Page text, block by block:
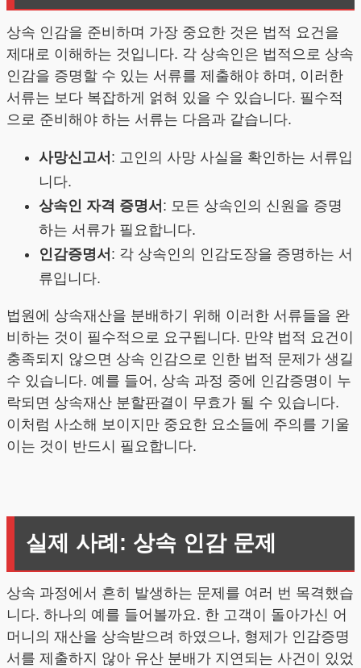
상속 인감을 준비하며 가장 중요한 것은 법적 요건을
제대로 이해하는 것입니다. 각 상속인은 법적으로 상속
인감을 증명할 수 있는 서류를 제출해야 하며, 이러한
서류는 보다 복잡하게 얽혀 있을 수 있습니다. 필수적
으로 준비해야 하는 서류는 다음과 같습니다.
사망신고서 : 고인의 사망 사실을 확인하는 서류입
니다.
상속인 자격 증명서 : 모든 상속인의 신원을 증명
하는 서류가 필요합니다.
인감증명서 : 각 상속인의 인감도장을 증명하는 서
류입니다.
법원에 상속재산을 분배하기 위해 이러한 서류들을 완
비하는 것이 필수적으로 요구됩니다. 만약 법적 요건이
충족되지 않으면 상속 인감으로 인한 법적 문제가 생길
수 있습니다. 예를 들어, 상속 과정 중에 인감증명이 누
락되면 상속재산 분할판결이 무효가 될 수 있습니다.
이처럼 사소해 보이지만 중요한 요소들에 주의를 기울
이는 것이 반드시 필요합니다.
실제 사례: 상속 인감 문제
상속 과정에서 흔히 발생하는 문제를 여러 번 목격했습
니다. 하나의 예를 들어볼까요. 한 고객이 돌아가신 어
머니의 재산을 상속받으려 하였으나, 형제가 인감증명
서를 제출하지 않아 유산 분배가 지연되는 사건이 있었